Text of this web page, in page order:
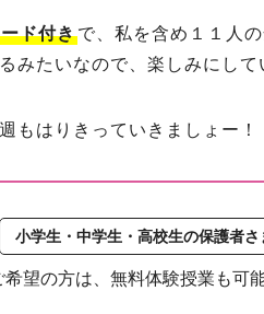
ド付きで、私を含め１１人
みたいなので、楽しみにして
もはりきっていきましょー！
小学生・中学生・高校生の保護者さ
希望の方は、無料体験授業も可